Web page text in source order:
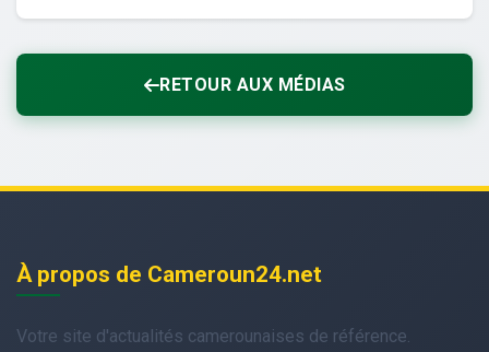
RETOUR AUX MÉDIAS
À propos de Cameroun24.net
Votre site d'actualités camerounaises de référence.